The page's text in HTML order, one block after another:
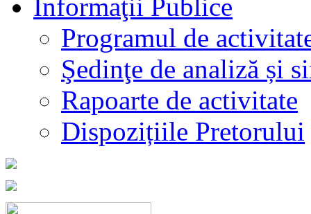
Informaţii Publice
Programul de
Şedinţe de analiză și
Rapoarte de activitate
Dispozițiile Pretorului